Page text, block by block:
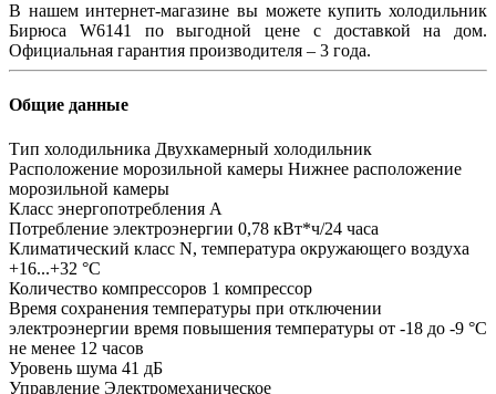
В нашем интернет-магазине вы можете купить холодильник
Бирюса W6141 по выгодной цене с доставкой на дом.
Официальная гарантия производителя – 3 года.
Общие данные
Тип холодильника Двухкамерный холодильник
Расположение морозильной камеры Нижнее расположение
морозильной камеры
Класс энергопотребления A
Потребление электроэнергии 0,78 кВт*ч/24 часа
Климатический класс N, температура окружающего воздуха
+16...+32 °C
Количество компрессоров 1 компрессор
Время сохранения температуры при отключении
электроэнергии время повышения температуры от -18 до -9 °C
не менее 12 часов
Уровень шума 41 дБ
Управление Электромеханическое